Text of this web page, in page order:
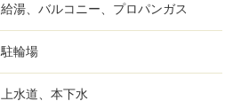
給湯、バルコニー、プロパンガス
駐輪場
上水道、本下水